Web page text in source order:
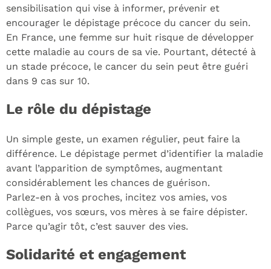
sensibilisation qui vise à informer, prévenir et
encourager le dépistage précoce du cancer du sein.
En France, une femme sur huit risque de développer
cette maladie au cours de sa vie. Pourtant, détecté à
un stade précoce, le cancer du sein peut être guéri
dans 9 cas sur 10.
Le rôle du dépistage
Un simple geste, un examen régulier, peut faire la
différence. Le dépistage permet d’identifier la maladie
avant l’apparition de symptômes, augmentant
considérablement les chances de guérison.
Parlez-en à vos proches, incitez vos amies, vos
collègues, vos sœurs, vos mères à se faire dépister.
Parce qu’agir tôt, c’est sauver des vies.
Solidarité et engagement